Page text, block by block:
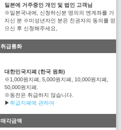
일본에 거주중인 개인 및 법인 고객님
※일본국내에, 신청하신분 명의의 엔계좌를 가
지신 분 ※미성년자인 분은 친권자의 동의를 얻
으신 후 신청해주세요,
취급통화
대한민국지폐 (한국 원화)
※1,000원지폐, 5,000원지폐, 10,000원지폐,
50,000원지폐.
※동전은 취급하지 않습니다.
▶취급지폐에 관하여
매각금액